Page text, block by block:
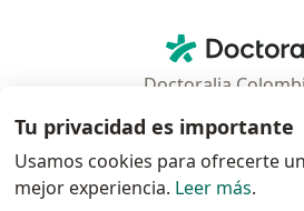
Doctoralia
Municipio: Bogotá
Tu privacidad es importante
Usamos cookies para ofrecerte
mejor experiencia. Leer más.